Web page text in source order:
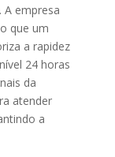
A empresa
que um
a rapidez
24 horas
da
atender
a